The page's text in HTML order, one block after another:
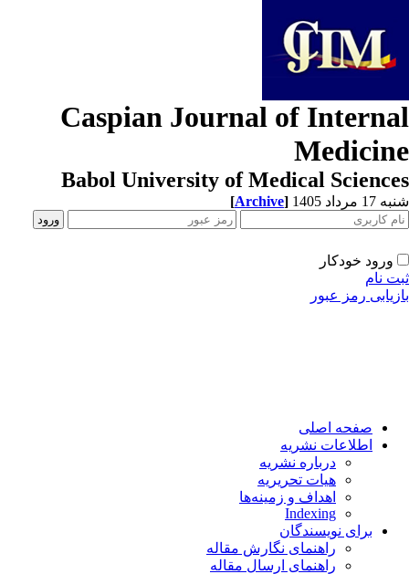
Caspian Journal of
Babol University of Medical
مرداد 1405 [Archive]
ورود خودکار
نام
رمز عبور
صفحه اصلی
اطلاعات نشریه
درباره نشریه
هیات تحریریه
اهداف و زمینه‌ها
Indexing
برای نویسندگان
راهنمای نگارش مقاله
راهنمای ارسال مقاله